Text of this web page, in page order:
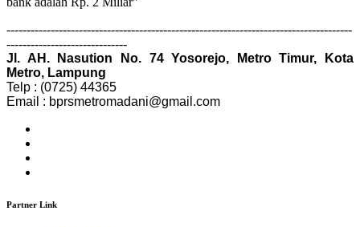
--------------------------------------------------------------------------------------
------------------------------
Jl. AH. Nasution No. 74 Yosorejo, Metro Timur, Kota
Metro, Lampung
Telp : (0725) 44365
Email : bprsmetromadani@gmail.com
Partner Link